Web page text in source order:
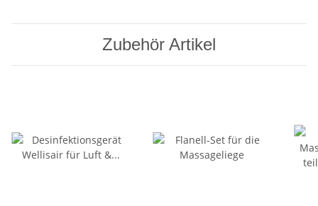
Zubehör Artikel